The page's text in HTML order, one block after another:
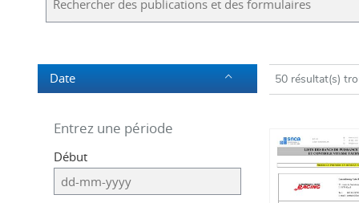
des
publications
des
formulaires
Date
Entrez une période
Le
format
de
Début
50 résultat(s)